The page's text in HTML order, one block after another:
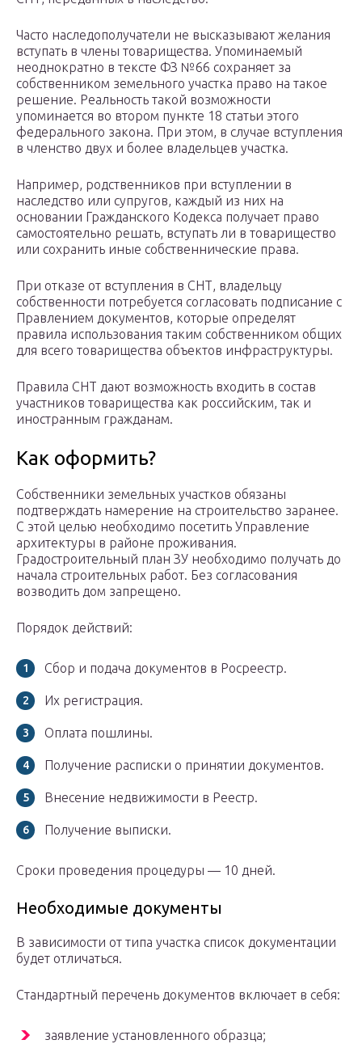
Часто наследополучатели не высказывают желания
вступать в члены товарищества. Упоминаемый
неоднократно в тексте ФЗ №66 сохраняет за
собственником земельного участка право на такое
решение. Реальность такой возможности
упоминается во втором пункте 18 статьи этого
федерального закона. При этом, в случае вступления
в членство двух и более владельцев участка.
Например, родственников при вступлении в
наследство или супругов, каждый из них на
основании Гражданского Кодекса получает право
самостоятельно решать, вступать ли в товарищество
или сохранить иные собственнические права.
При отказе от вступления в СНТ, владельцу
собственности потребуется согласовать подписание с
Правлением документов, которые определят
правила использования таким собственником общих
для всего товарищества объектов инфраструктуры.
Правила СНТ дают возможность входить в состав
участников товарищества как российским, так и
иностранным гражданам.
Как оформить?
Собственники земельных участков обязаны
подтверждать намерение на строительство заранее.
С этой целью необходимо посетить Управление
архитектуры в районе проживания.
Градостроительный план ЗУ необходимо получать до
начала строительных работ. Без согласования
возводить дом запрещено.
Порядок действий:
Сбор и подача документов в Росреестр.
Их регистрация.
Оплата пошлины.
Получение расписки о принятии документов.
Внесение недвижимости в Реестр.
Получение выписки.
Сроки проведения процедуры — 10 дней.
Необходимые документы
В зависимости от типа участка список документации
будет отличаться.
Стандартный перечень документов включает в себя:
заявление установленного образца;